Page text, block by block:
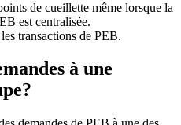
de cueillette même lorsque la
est centralisée.
transactions de PEB.
à une